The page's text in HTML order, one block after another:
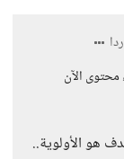
الآن
هو الأولوية..